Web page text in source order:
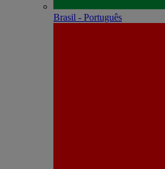
Brasil - Português